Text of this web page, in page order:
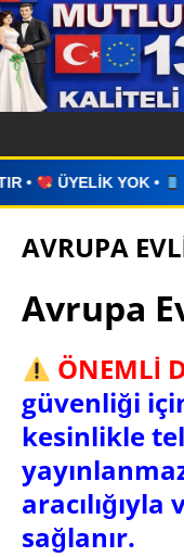
UYGULAMA YOK •
AVRUPA
Avrupa
ÖNEMLİ
güvenliği
kesinlikle
sağlanır.